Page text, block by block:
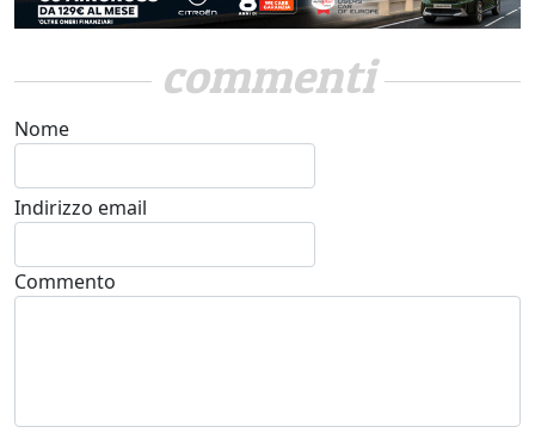
commenti
Nome
Indirizzo email
Commento